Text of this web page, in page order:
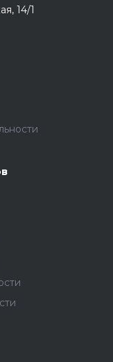
14/1